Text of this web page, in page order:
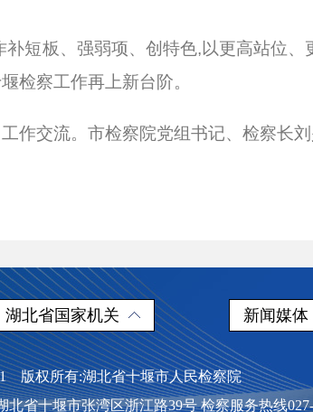
短板、强弱项、创特色,以更高站位、
检察工作再上新台阶。
作交流。市检察院党组书记、检察长刘
湖北省国家机关 新闻媒体
-1 版权所有:湖北省十堰市人民检察院
省十堰市张湾区浙江路39号 检察服务热线